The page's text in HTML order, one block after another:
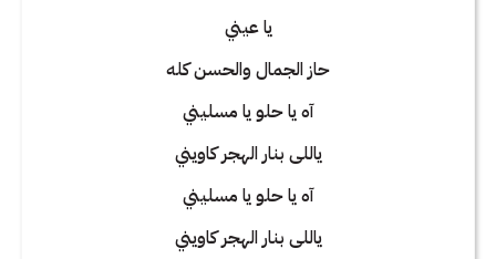
يا عيني
حاز الجمال والحسن كله
آه يا حلو يا مسليني
ياللى بنار الهجر كاويني
آه يا حلو يا مسليني
ياللى بنار الهجر كاويني